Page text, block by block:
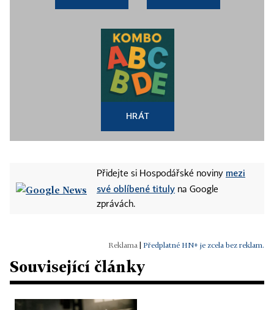
HRÁT
Přidejte si Hospodářské noviny mezi
své oblíbené tituly na Google
zprávách.
Předplatné HN+ je zcela bez reklam.
Související články